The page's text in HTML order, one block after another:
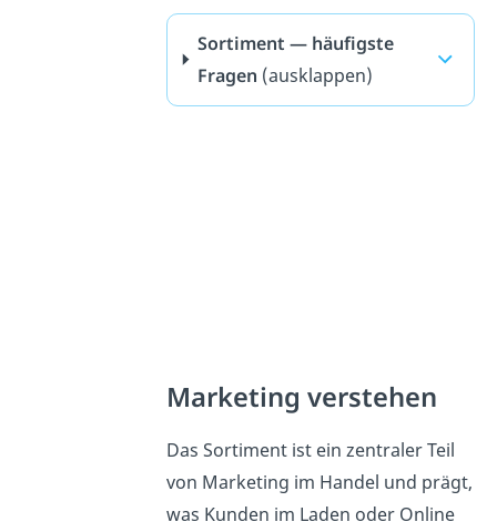
Sortiment — häufigste
Fragen (ausklappen)
Marketing verstehen
Das Sortiment ist ein zentraler Teil
von Marketing im Handel und prägt,
was Kunden im Laden oder Online